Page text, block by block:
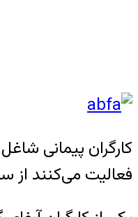
کارگران پیمانی
فعالیت می‌کنند از